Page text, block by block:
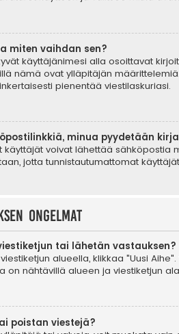
miten vaihdan sen?
käyttäjänimesi alla osoittavat
nämä ovat ylläpitäjän
pienentää viestilaskuriasi.
minua pyydetään
käyttäjät voivat lähettää sähköpostia
jotta tunnistautumattomat
ongelmat
tai lähetän vastauksen?
alueella, klikkaa "Uusi
on nähtävillä alueen ja viestiketjun
poistan viestejä?